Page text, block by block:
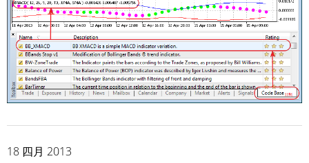
18 四月 2013